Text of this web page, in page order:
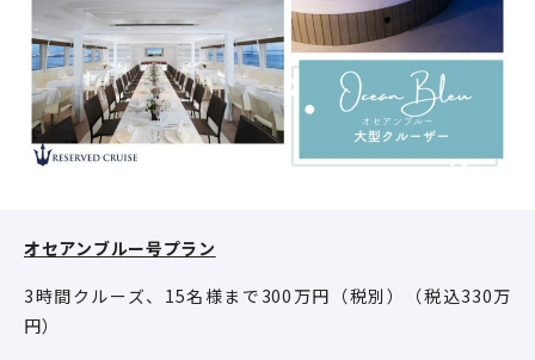
オセアンブルー号プラン
3時間クルーズ、15名様まで300万円（税別）（税込330万
円）